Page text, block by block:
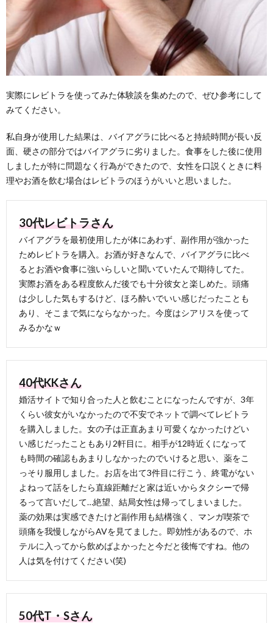
実際にレビトラを使ってみた体験談を集めたので、ぜひ参考にして
みてください。
私自身が使用した結果は、バイアグラに比べると持続時間が長い反
面、硬さの部分ではバイアグラに劣りました。食事をした後に使用
しましたが特に問題なく行為ができたので、女性を口説くときに料
理やお酒を飲む場合はレビトラのほうがいいと思いました。
30代レビトラさん
バイアグラを最初使用したが体にあわず、副作用が強かった
ためレビトラを購入。お酒が好きなんで、バイアグラに比べ
るとお酒や食事に強いらしいと聞いていたんで期待してた。
実際お酒をある程度飲んだ後でも十分彼女と楽しめた。頭痛
は少しした気もするけど、ほろ酔いでいい感じだったことも
あり、そこまで気にならなかった。今度はシアリスを使って
みるかなｗ
40代KKさん
婚活サイトで知り合った人と飲むことになったんですが、3年
くらい彼女がいなかったので不安でネットで調べてレビトラ
を購入しました。女の子は正直あまり可愛くなかったけどい
い感じだったこともあり2軒目に。相手が12時近くになって
も時間の確認もあまりしなかったのでいけると思い、薬をこ
っそり服用しました。お店を出て3件目に行こう、終電がない
よねって話をしたら直線距離だと家は近いからタクシーで帰
るって言いだして…絶望、結局女性は帰ってしまいました。
薬の効果は実感できたけど副作用も結構強く、マンガ喫茶で
頭痛を我慢しながらAVを見てました。即効性があるので、ホ
テルに入ってから飲めばよかったと今だと後悔ですね。他の
人は気を付けてください(笑)
50代T・Sさん